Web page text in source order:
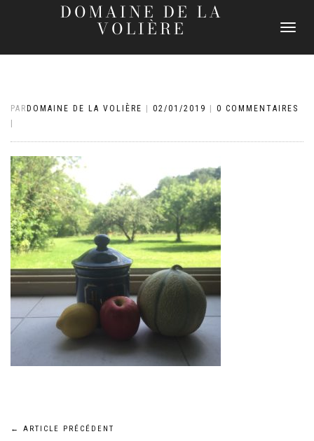
DOMAINE DE LA
VOLIÈRE
DÉPLIER
PAR DOMAINE DE LA VOLIÈRE 02/01/2019
0 COMMENTAIRES
← ARTICLE PRÉCÉDENT